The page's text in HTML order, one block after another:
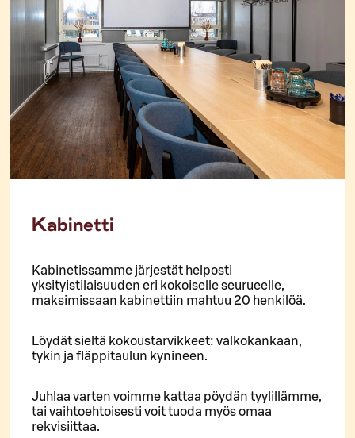
Kabinetti
Kabinetissamme järjestät helposti
yksityistilaisuuden eri kokoiselle seurueelle,
maksimissaan kabinettiin mahtuu 20 henkilöä.
Löydät sieltä kokoustarvikkeet: valkokankaan,
tykin ja fläppitaulun kynineen.
Juhlaa varten voimme kattaa pöydän tyylillämme,
tai vaihtoehtoisesti voit tuoda myös omaa
rekvisiittaa.